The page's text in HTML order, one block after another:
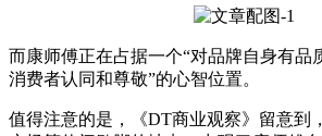
而康师傅正在占据一个“对品牌自身有品
消费者认同和尊敬”的心智位置。
值得注意的是，《DT商业观察》留意到